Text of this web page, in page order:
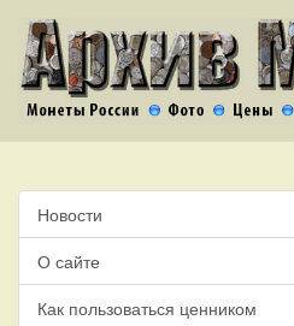
Новости
О сайте
Как пользоваться ценником